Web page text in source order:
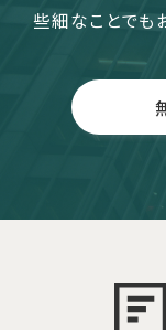
些細なことでも